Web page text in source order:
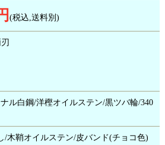
(税込,送料別)
ル白鋼/洋樫オイルステン/黒ツバ輪/340
/木鞘オイルステン/皮バンド(チョコ色)